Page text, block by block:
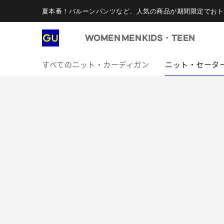
夏本番！バルーンパンツなど、人気の商品が期間限定でおト
WOMEN MENKIDS・TEEN
すべてのニット・カーディガン ニット・セータ